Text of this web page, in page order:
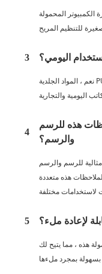
الكمبيوتر المحمولة
3 اليومي؟
نعم ، المواد الجلدية PU متينة وطويلة الأمد ، مما يجعلها مثالية
4
هذه للرسم
والرسم؟
للرسم والرسم
هذه متعددة
5 لإعادة ملء؟
هذه ، مما يتيح لك